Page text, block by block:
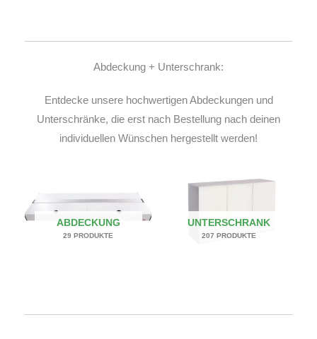
Abdeckung + Unterschrank:
Entdecke unsere hochwertigen Abdeckungen und
Unterschränke, die erst nach Bestellung nach deinen
individuellen Wünschen hergestellt werden!
ABDECKUNG
29 PRODUKTE
UNTERSCHRANK
207 PRODUKTE